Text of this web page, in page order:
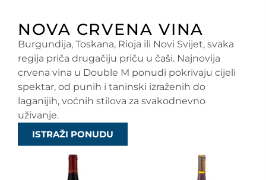
NOVA CRVENA VINA
Burgundija, Toskana, Rioja ili Novi Svijet, svaka
regija priča drugačiju priču u čaši. Najnovija
crvena vina u Double M ponudi pokrivaju cijeli
spektar, od punih i taninski izraženih do
laganijih, voćnih stilova za svakodnevno
uživanje.
ISTRAŽI PONUDU